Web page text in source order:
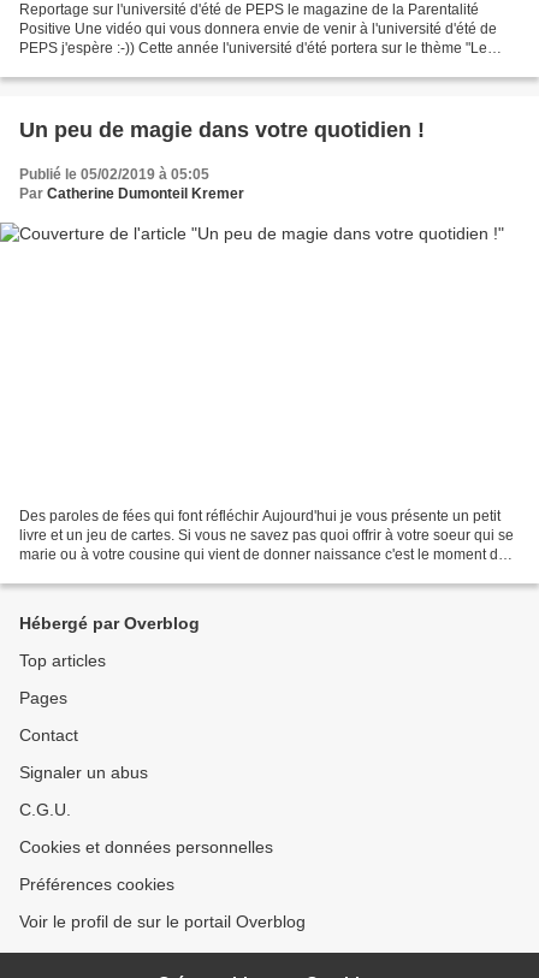
Reportage sur l'université d'été de PEPS le magazine de la Parentalité
Positive Une vidéo qui vous donnera envie de venir à l'université d'été de
PEPS j'espère :-)) Cette année l'université d'été portera sur le thème "Le
Un peu de magie dans votre quotidien !
Publié le 05/02/2019 à 05:05
Par Catherine Dumonteil Kremer
Des paroles de fées qui font réfléchir Aujourd'hui je vous présente un petit
livre et un jeu de cartes. Si vous ne savez pas quoi offrir à votre soeur qui se
marie ou à votre cousine qui vient de donner naissance c'est le moment de
Hébergé par Overblog
Top articles
Pages
Contact
Signaler un abus
C.G.U.
Cookies et données personnelles
Préférences cookies
Voir le profil de sur le portail Overblog